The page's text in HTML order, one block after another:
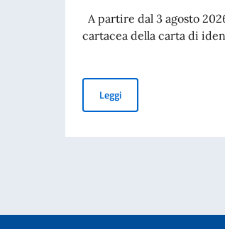
A partire dal 3 agosto
cartacea della carta di
LeggiCESSAZIONE DELLA